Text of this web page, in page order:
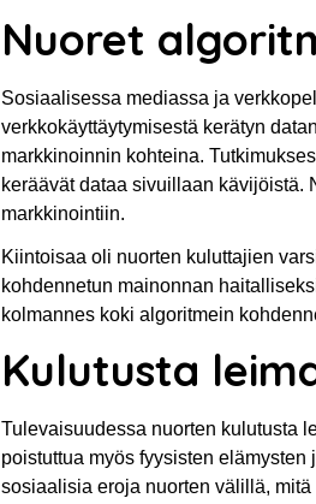
Nuoret
Sosiaalisessa mediassa ja
verkkokäyttäytymisestä kerätyn
markkinoinnin kohteina.
keräävät dataa sivuillaan kävijöistä.
markkinointiin.
Kiintoisaa oli nuorten kuluttajien
kohdennetun mainonnan
kolmannes koki algoritmein
Kulutusta
Tulevaisuudessa nuorten kulutusta
poistuttua myös fyysisten
sosiaalisia eroja nuorten välillä,